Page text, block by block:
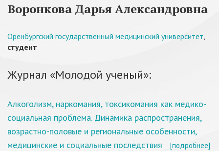
Воронкова Дарья Александровна
Оренбургский государственный медицинский университет,
студент
Журнал «Молодой ученый»:
Алкоголизм, наркомания, токсикомания как медико-
социальная проблема. Динамика распространения,
возрастно-половые и региональные особенности,
медицинские и социальные последствия
[подробнее]